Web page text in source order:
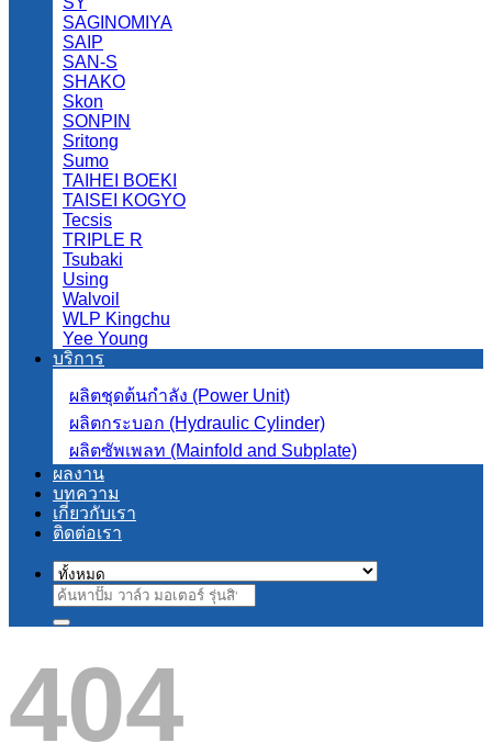
SAGINOMIYA
SAIP
SAN-S
SHAKO
Skon
SONPIN
Sritong
Sumo
TAIHEI BOEKI
TAISEI KOGYO
Tecsis
TRIPLE R
Tsubaki
Using
Walvoil
WLP Kingchu
Yee Young
บริการ
ผลิตชุดต้นกำลัง (Power Unit)
ผลิตกระบอก (Hydraulic Cylinder)
ผลิตซัพเพลท (Mainfold and Subplate)
ผลงาน
บทความ
เกี่ยวกับเรา
ติดต่อเรา
ค้นหา:
404